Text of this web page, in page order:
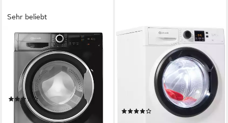
Sehr beliebt
BAUKNECHT
Waschmaschine W8 S6300 A
Kapazität Waschen
76 dB(A)
Betriebsgeräusch
1400 U/min Schleuderdrehzahl
Produktdatenblatt
(89)
354,99 € UVP949,00 €
nur bis Dienstag
BAUKNECHT
Waschmaschine Super Eco
Kapazität Waschen
Betriebsgeräusch
1400 U/min
Schleuderdrehzahl
Produktdatenblatt
(395)